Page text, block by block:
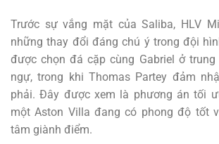
Trước sự vắng mặt của Saliba, HLV
những thay đổi đáng chú ý trong đội
được chọn đá cặp cùng Gabriel ở
ngự, trong khi Thomas Partey đảm
phải. Đây được xem là phương án tối
một Aston Villa đang có phong độ tốt
tâm giành điểm.